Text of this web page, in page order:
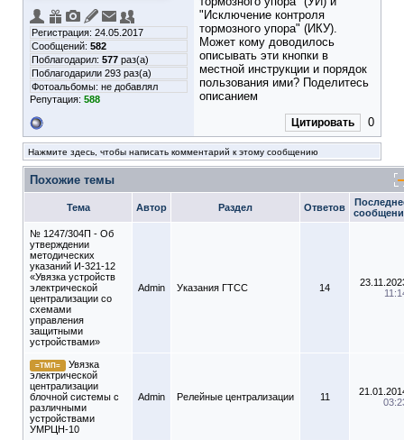
Регистрация: 24.05.2017
Сообщений: 582
Поблагодарил: 577 раз(а)
Поблагодарили 293 раз(а)
Фотоальбомы: не добавлял
Репутация: 588
"Исключение контроля
тормозного упора" (ИКУ).
Может кому доводилось
описывать эти кнопки в
местной инструкции и порядок
пользования ими? Поделитесь
описанием
Цитировать 0
Нажмите здесь, чтобы написать комментарий к этому сообщению
Похожие темы
Тема Автор Раздел Ответов
№ 1247/304П - Об
утверждении
методических
указаний И-321-12
«Увязка устройств
электрической
централизации со
схемами
управления
защитными
устройствами»
Admin Указания ГТСС 14
=ТМП=
Увязка
электрической
централизации
блочной системы с
различными
устройствами
УМРЦН-10
Admin Релейные централизации 11